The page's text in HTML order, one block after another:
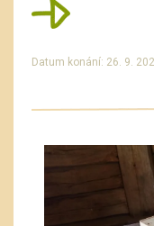
Datum konání: 26. 9.